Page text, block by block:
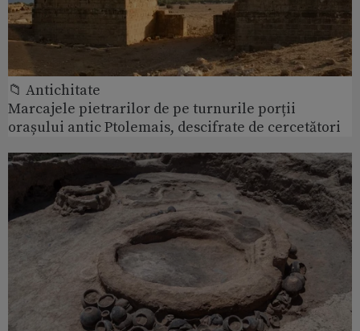
📁 Antichitate
Marcajele pietrarilor de pe turnurile porții
orașului antic Ptolemais, descifrate de cercetători